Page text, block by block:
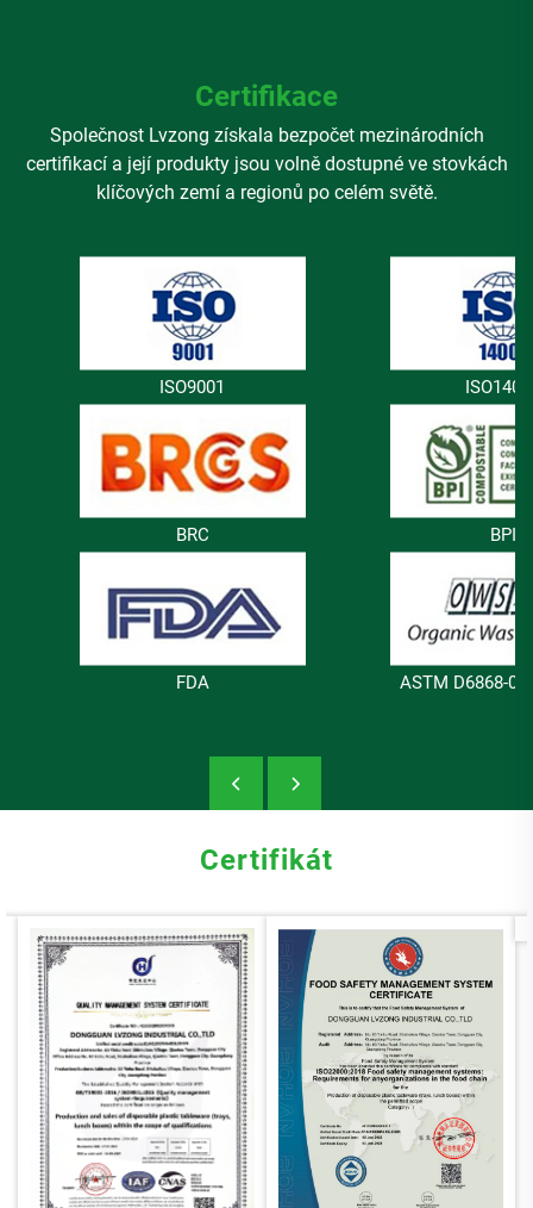
Certifikace
Společnost Lvzong získala bezpočet mezinárodních
certifikací a její produkty jsou volně dostupné ve stovkách
klíčových zemí a regionů po celém světě.
ISO9001
BRC BPI
FDA ASTM D6868-03
Certifikát